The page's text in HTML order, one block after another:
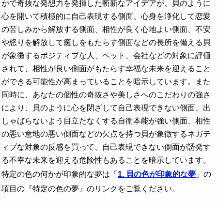
かで奇抜な発想力を発揮した斬新なアイデアが、貝のように
心を開いて積極的に自己表現する側面、心身を浄化して恋愛
の苦しみから解放する側面、相性が良く心地よい側面、不安
や怒りを解放して癒しをもたらす側面などの長所を備える貝
が象徴するポジティブな人、ペット、会社などの対象に評価
されて、相性が良い側面がもたらす幸福な未来を迎えること
ができる可能性が高まっていることを暗示しています。また
同時に、あなたの個性の奇抜さや美しさへのこだわりの強さ
により、貝のように心を閉ざして自己表現できない側面、出
しゃばらないよう目立たなくする自衛本能が強い側面、相性
の悪い意地の悪い側面などの欠点を持つ貝が象徴するネガテ
ィブな対象の反感を買って、自己表現できない側面が誘発す
る不幸な未来を迎える危険性もあることを暗示しています。
特定の色の何かが印象的な夢は「 1. 貝の色が印象的な夢 」の
項目の『特定の色の夢』のリンクをご覧ください。